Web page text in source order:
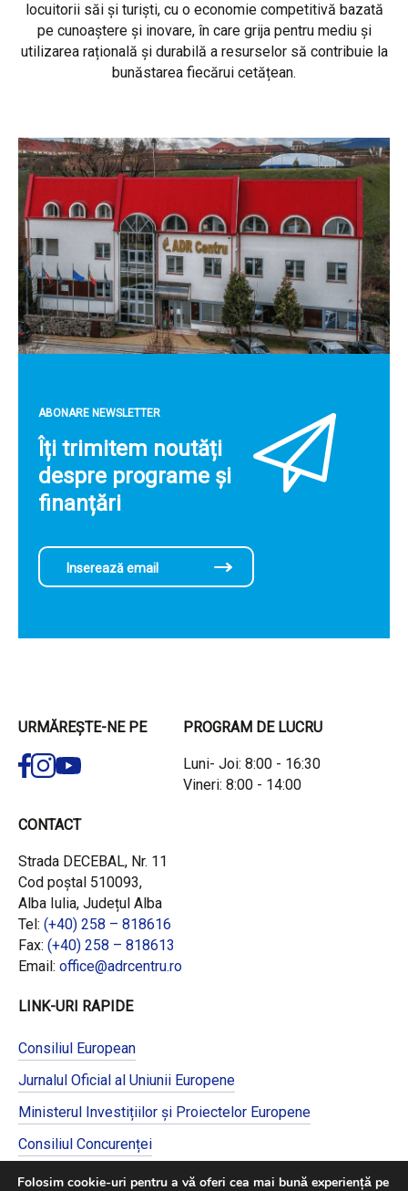
locuitorii săi și turiști, cu o economie competitivă bazată
pe cunoaștere și inovare, în care grija pentru mediu și
utilizarea rațională și durabilă a resurselor să contribuie la
bunăstarea fiecărui cetățean.
ABONARE NEWSLETTER
Îți trimitem noutăți
despre programe și
finanțări
URMĂREȘTE-NE PE PROGRAM DE LUCRU
Luni- Joi: 8:00 - 16:30
Vineri: 8:00 - 14:00
CONTACT
Strada DECEBAL, Nr. 11
Cod poștal 510093,
Alba Iulia, Județul Alba
Tel: (+40) 258 – 818616
Fax: (+40) 258 – 818613
Email: office@adrcentru.ro
LINK-URI RAPIDE
Consiliul European
Jurnalul Oficial al Uniunii Europene
Ministerul Investițiilor și Proiectelor Europene
Consiliul Concurenței
Folosim cookie-uri pentru a vă oferi cea mai bună experiență pe